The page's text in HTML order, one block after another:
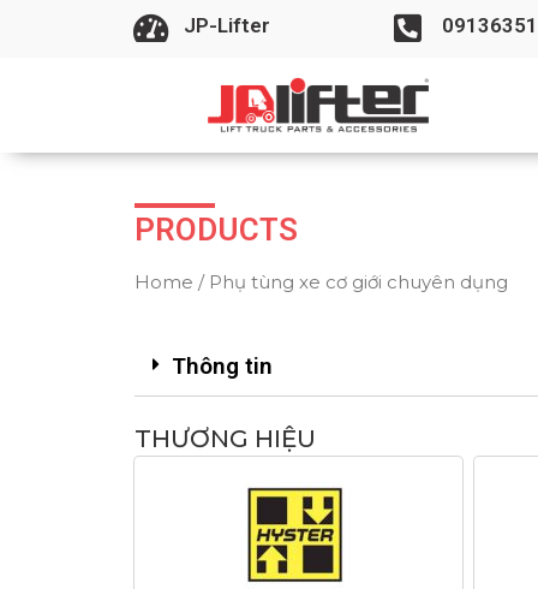
JP-Lifter
PRODUCTS
Home / Phụ tùng xe cơ giới chuyên dụng
Thông tin
THƯƠNG HIỆU